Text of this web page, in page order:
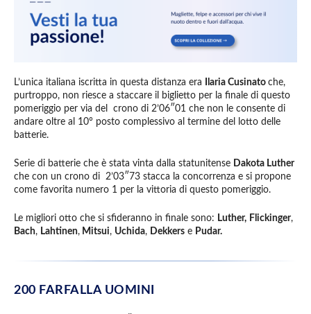
L’unica italiana iscritta in questa distanza era Ilaria Cusinato che,
purtroppo, non riesce a staccare il biglietto per la finale di questo
pomeriggio per via del crono di 2’06″01 che non le consente di
andare oltre al 10° posto complessivo al termine del lotto delle
batterie.
Serie di batterie che è stata vinta dalla statunitense Dakota Luther
che con un crono di 2’03″73 stacca la concorrenza e si propone
come favorita numero 1 per la vittoria di questo pomeriggio.
Le migliori otto che si sfideranno in finale sono: Luther, Flickinger,
Bach, Lahtinen, Mitsui, Uchida, Dekkers e Pudar.
200 FARFALLA UOMINI